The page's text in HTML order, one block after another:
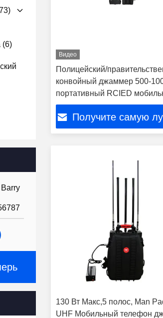
(6)
Barry
Видео
Полицейский/
конвойный джаммер 500-
портативный RCIED
телефон джаммер Max800W
Получите самую
130 Вт Макс,5 полос, Man
UHF Мобильный телефон